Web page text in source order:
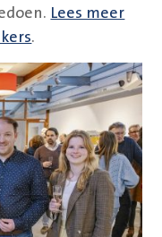
Lees meer
.